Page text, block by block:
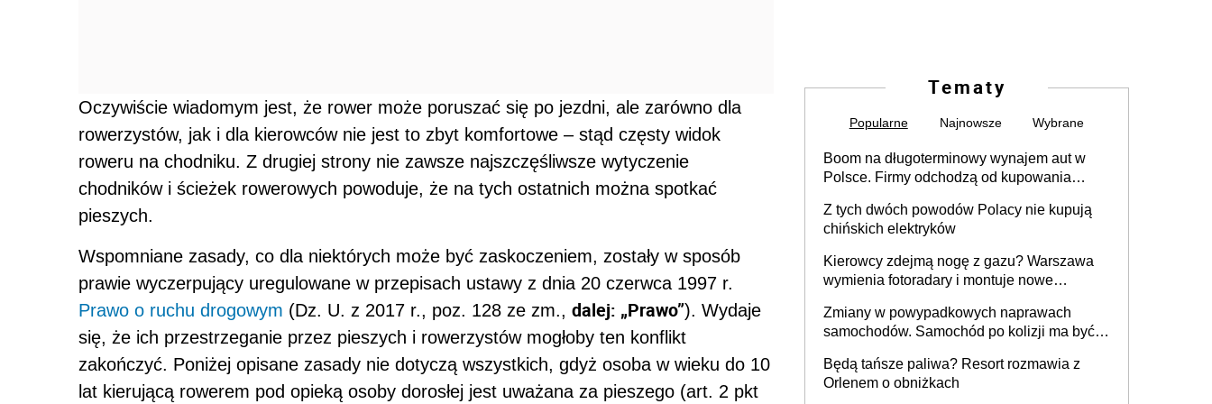
Oczywiście wiadomym jest, że rower może poruszać się po jezdni, ale zarówno dla
rowerzystów, jak i dla kierowców nie jest to zbyt komfortowe – stąd częsty widok
roweru na chodniku. Z drugiej strony nie zawsze najszczęśliwsze wytyczenie
chodników i ścieżek rowerowych powoduje, że na tych ostatnich można spotkać
pieszych.
Wspomniane zasady, co dla niektórych może być zaskoczeniem, zostały w sposób
prawie wyczerpujący uregulowane w przepisach ustawy z dnia 20 czerwca 1997 r.
Prawo o ruchu drogowym (Dz. U. z 2017 r., poz. 128 ze zm., dalej: „Prawo”). Wydaje
się, że ich przestrzeganie przez pieszych i rowerzystów mogłoby ten konflikt
zakończyć. Poniżej opisane zasady nie dotyczą wszystkich, gdyż osoba w wieku do 10
lat kierującą rowerem pod opieką osoby dorosłej jest uważana za pieszego (art. 2 pkt
Tematy
Popularne Najnowsze Wybrane
Boom na długoterminowy wynajem aut w
Polsce. Firmy odchodzą od kupowania
Z tych dwóch powodów Polacy nie kupują
chińskich elektryków
Kierowcy zdejmą nogę z gazu? Warszawa
wymienia fotoradary i montuje nowe
Zmiany w powypadkowych naprawach
samochodów. Samochód po kolizji ma być
technologią producenta
Będą tańsze paliwa? Resort rozmawia z
Orlenem o obniżkach